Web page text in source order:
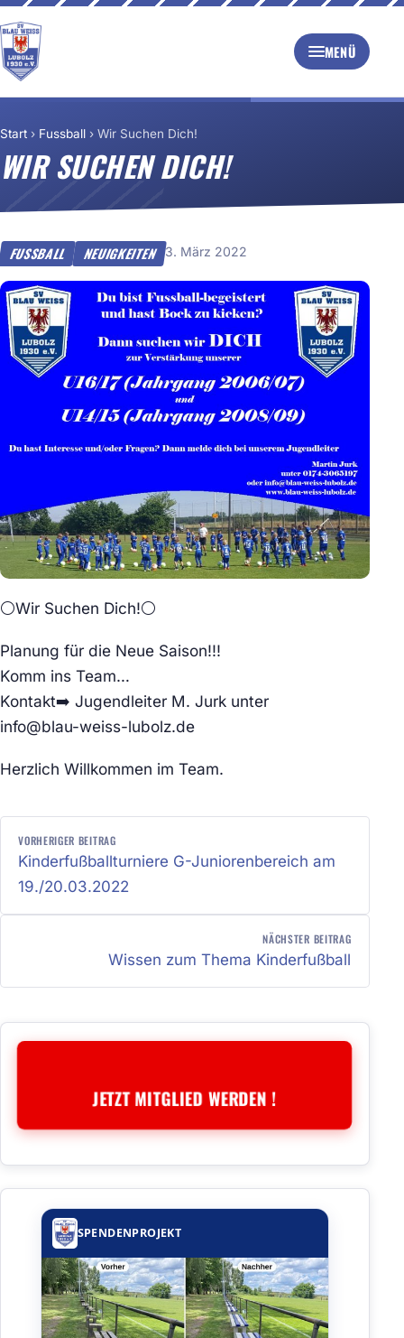
MENÜ
Start › Fussball › Wir Suchen Dich!
WIR SUCHEN DICH!
FUSSBALL NEUIGKEITEN 3. März 2022
⚪Wir Suchen Dich!⚪
Planung für die Neue Saison!!!
Komm ins Team…
Kontakt➡️ Jugendleiter M. Jurk unter
info@blau-weiss-lubolz.de
Herzlich Willkommen im Team.
BEITRAGSNAVIGATION
VORHERIGER BEITRAG
Kinderfußballturniere G-Juniorenbereich am
19./20.03.2022
NÄCHSTER BEITRAG
Wissen zum Thema Kinderfußball
JETZT MITGLIED WERDEN !
SPENDENPROJEKT